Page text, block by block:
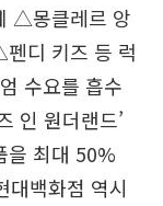
△몽클레르 앙
디 키즈 등 럭
수요를 흡수
인 원더랜드’
을 최대 50%
대백화점 역시